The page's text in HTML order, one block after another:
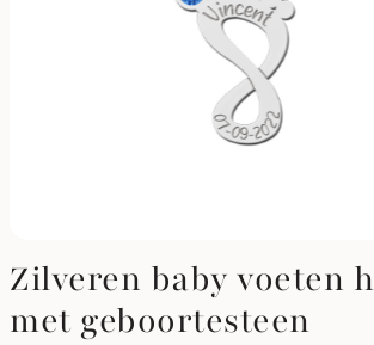
Zilveren baby voeten
met geboortesteen